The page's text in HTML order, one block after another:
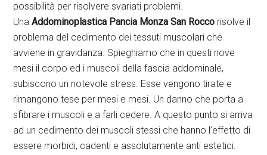
possibilità per risolvere svariati problemi.
UnaAddominoplastica Pancia Monza San Rocco risolve il
problema del cedimento dei tessuti muscolari che
avviene in gravidanza. Spieghiamo che in questi nove
mesi il corpo ed i muscoli della fascia addominale,
subiscono un notevole stress. Esse vengono tirate e
rimangono tese per mesi e mesi. Un danno che porta a
sfibrare i muscoli e a farli cedere. A questo punto si arriva
ad un cedimento dei muscoli stessi che hanno l’effetto di
essere morbidi, cadenti e assolutamente anti estetici.